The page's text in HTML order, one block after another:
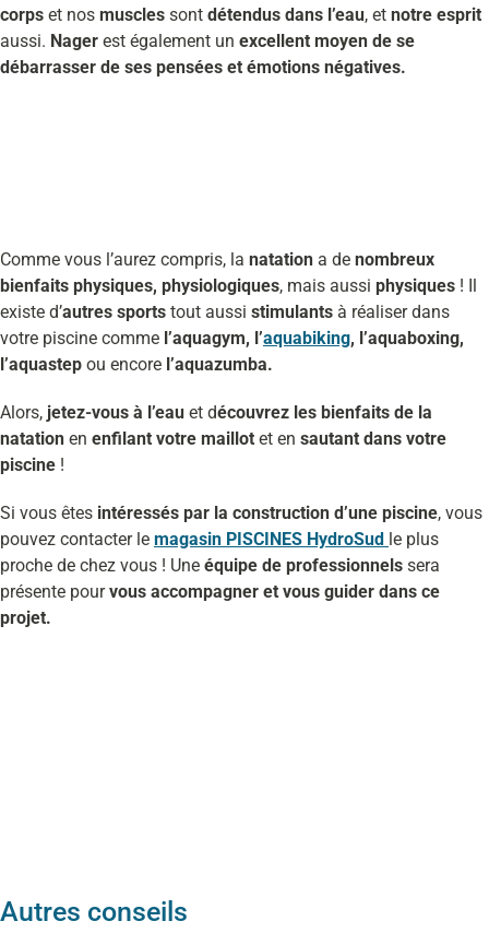
corps et nos muscles sont détendus dans l’eau, et notre esprit
aussi. Nager est également un excellent moyen de se
débarrasser de ses pensées et émotions négatives.
Comme vous l’aurez compris, la natation a de nombreux
bienfaits physiques, physiologiques, mais aussi physiques ! Il
existe d’autres sports tout aussi stimulants à réaliser dans
votre piscine comme l’aquagym, l’aquabiking, l’aquaboxing,
l’aquastep ou encore l’aquazumba.
Alors, jetez-vous à l’eau et découvrez les bienfaits de la
natation en enfilant votre maillot et en sautant dans votre
piscine !
Si vous êtes intéressés par la construction d’une piscine, vous
pouvez contacter le magasin PISCINES HydroSud le plus
proche de chez vous ! Une équipe de professionnels sera
présente pourvous accompagner et vous guider dans ce
projet.
Autres conseils